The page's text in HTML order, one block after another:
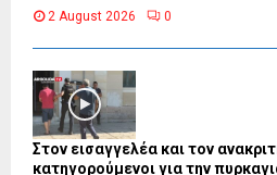
2 August 2026 0
Στον εισαγγελέα και τον
κατηγορούμενοι για την